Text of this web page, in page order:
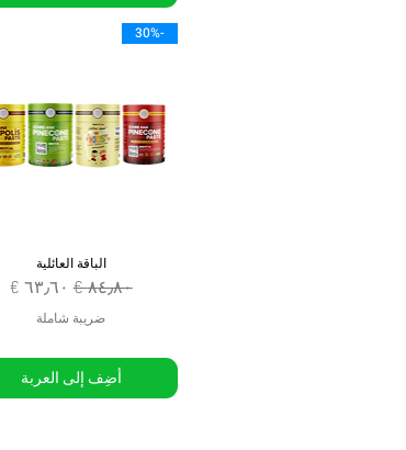
-30%
الباقة العائلية
سعر عادي‏٨٤٫٨٠ € سعر البيع
ضريبة شاملة
أضِف إلى العربة